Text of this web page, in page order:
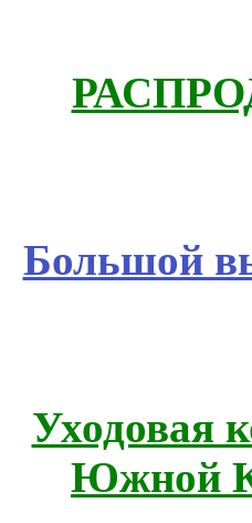
Большой
Уходовая
Южной